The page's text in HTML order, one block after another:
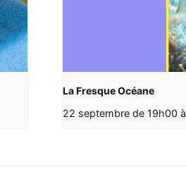
La Fresque Océane
22 septembre de 19h00 à